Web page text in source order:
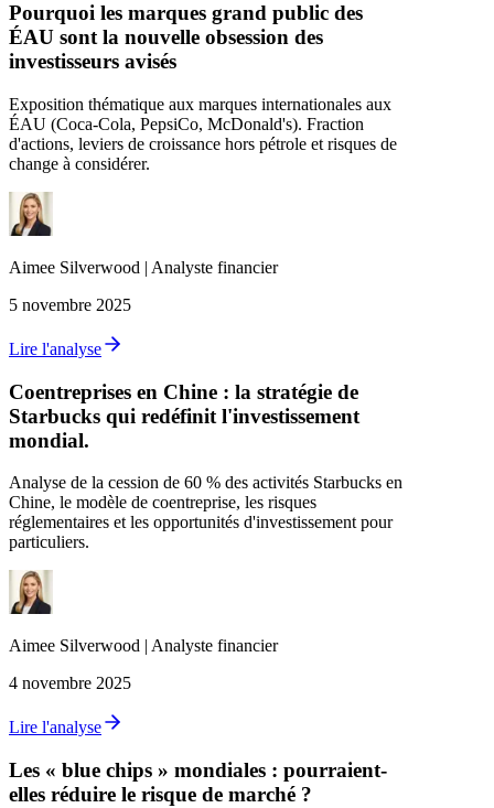
Pourquoi les marques grand public des
ÉAU sont la nouvelle obsession des
investisseurs avisés
Exposition thématique aux marques internationales aux
ÉAU (Coca‑Cola, PepsiCo, McDonald's). Fraction
d'actions, leviers de croissance hors pétrole et risques de
change à considérer.
Aimee Silverwood | Analyste financier
5 novembre 2025
Lire l'analyse
Coentreprises en Chine : la stratégie de
Starbucks qui redéfinit l'investissement
mondial.
Analyse de la cession de 60 % des activités Starbucks en
Chine, le modèle de coentreprise, les risques
réglementaires et les opportunités d'investissement pour
particuliers.
Aimee Silverwood | Analyste financier
4 novembre 2025
Lire l'analyse
Les « blue chips » mondiales : pourraient-
elles réduire le risque de marché ?